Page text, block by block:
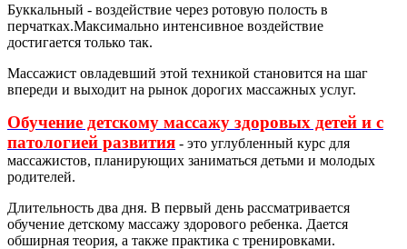
Буккальный - воздействие через ротовую полость в
перчатках.Максимально интенсивное воздействие
достигается только так.
Массажист овладевший этой техникой становится на шаг
впереди и выходит на рынок дорогих массажных услуг.
Обучение детскому массажу здоровых детей и с
патологией развития - это углубленный курс для
массажистов, планирующих заниматься детьми и молодых
родителей.
Длительность два дня. В первый день рассматривается
обучение детскому массажу здорового ребенка. Дается
обширная теория, а также практика с тренировками.